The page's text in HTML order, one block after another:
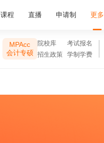
课程 直播 申请制 更多
MPAcc
会计专硕
院校库
考试报名
招生政策
学制学费